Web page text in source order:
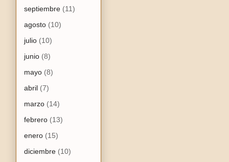
septiembre (11)
agosto (10)
julio (10)
junio (8)
mayo (8)
abril (7)
marzo (14)
febrero (13)
enero (15)
diciembre (10)